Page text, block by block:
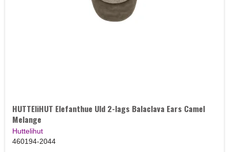
HUTTEliHUT Elefanthue Uld 2-lags Balaclava Ears Camel
Melange
Huttelihut
460194-2044